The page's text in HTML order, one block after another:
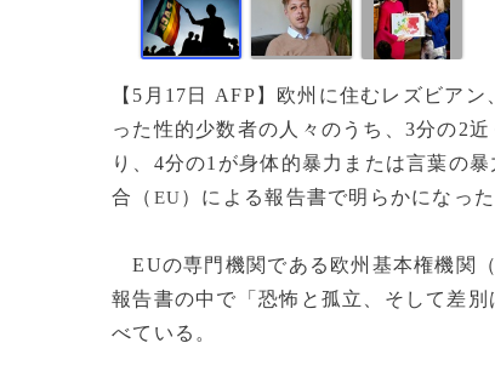
【5月17日 AFP】欧州に住むレズビア
った性的少数者の人々のうち、3分の2
り、4分の1が身体的暴力または言葉の
合（ EU）による報告書で明らかになった
EUの専門機関である欧州基本権機関
報告書の中で「恐怖と孤立、そして差
べている。